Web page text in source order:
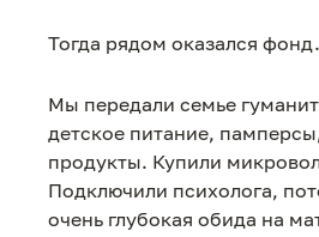
Тогда рядом оказался фонд.
Мы передали семье
детское питание,
продукты. Купили
Подключили психолога,
очень глубокая обида на